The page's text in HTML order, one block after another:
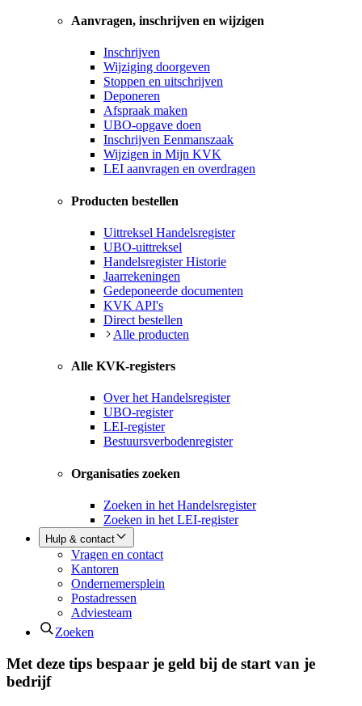
Aanvragen, inschrijven en wijzigen
Inschrijven
Wijziging doorgeven
Stoppen en uitschrijven
Deponeren
Afspraak maken
UBO-opgave doen
Inschrijven Eenmanszaak
Wijzigen in Mijn KVK
LEI aanvragen en overdragen
Producten bestellen
Uittreksel Handelsregister
UBO-uittreksel
Handelsregister Historie
Jaarrekeningen
Gedeponeerde documenten
KVK API's
Direct bestellen
Alle producten
Alle KVK-registers
Over het Handelsregister
UBO-register
LEI-register
Bestuursverbodenregister
Organisaties zoeken
Zoeken in het Handelsregister
Zoeken in het LEI-register
Hulp & contact
Vragen en contact
Kantoren
Ondernemersplein
Postadressen
Adviesteam
Zoeken
Met deze tips bespaar je geld bij de start van je
bedrijf